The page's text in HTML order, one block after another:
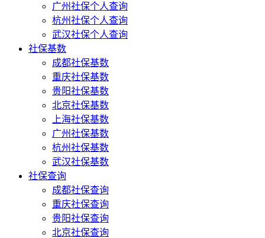
广州社保个人查询
杭州社保个人查询
武汉社保个人查询
社保基数
成都社保基数
重庆社保基数
贵阳社保基数
北京社保基数
上海社保基数
广州社保基数
杭州社保基数
武汉社保基数
社保查询
成都社保查询
重庆社保查询
贵阳社保查询
北京社保查询